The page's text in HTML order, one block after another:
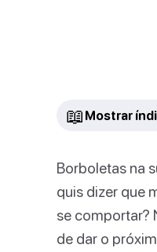
📖 Mostrar
Borboletas na
quis dizer que
se comportar?
de dar o